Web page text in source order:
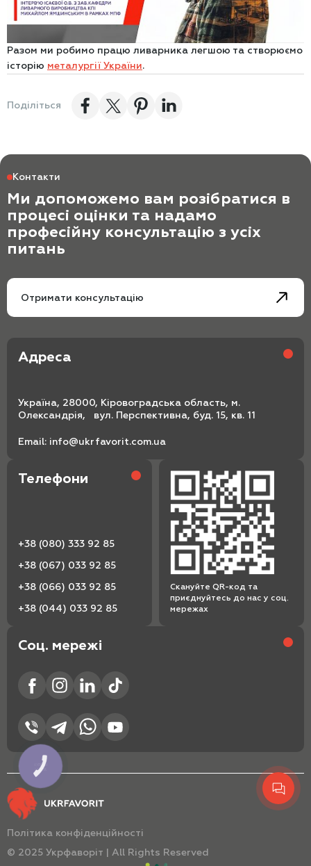
Разом ми робимо працю ливарника легшою та створюємо
історію металургії України.
Поділіться
Контакти
Ми допоможемо вам розібратися в
процесі оцінки та надамо
професійну консультацію з усіх
питань
Отримати консультацію
Адреса
Україна, 28000, Кіровоградська область, м.
Олександрія, вул. Перспективна, буд. 15, кв. 11
Email: info@ukrfavorit.com.ua
Телефони
+38 (080) 333 92 85
+38 (067) 033 92 85
+38 (066) 033 92 85
+38 (044) 033 92 85
Соц. мережі
Скануйте QR-код та
приєднуйтесь до нас у соц.
мережах
Політика конфіденційності
© 2025 Укрфаворіт | All Rights Reserved
КНОПКА
ЗВ'ЯЗКУ